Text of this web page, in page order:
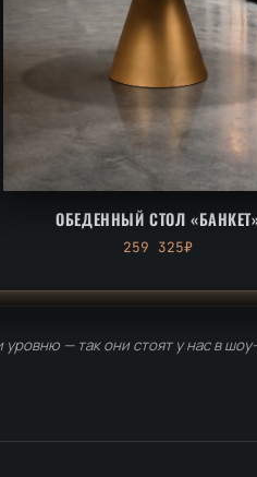
ОБЕДЕННЫЙ СТОЛ
259 325₽
— так они стоят у нас в